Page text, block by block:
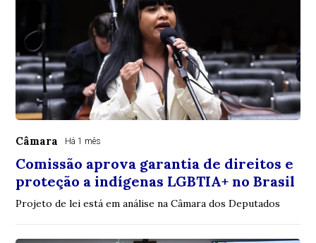
Câmara Há 1 mês
Comissão aprova garantia de direitos e
proteção a indígenas LGBTIA+ no Brasil
Projeto de lei está em análise na Câmara dos Deputados